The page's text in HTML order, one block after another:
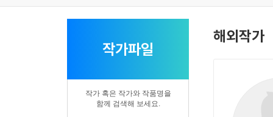
작가파일
작가 혹은 작가와 작품명을
함께 검색해 보세요.
해외작가